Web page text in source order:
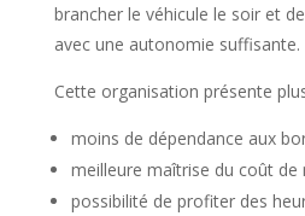
brancher le véhicule le soir et
avec une autonomie suffisante.
Cette organisation présente
moins de dépendance aux
meilleure maîtrise du coût de
possibilité de profiter des